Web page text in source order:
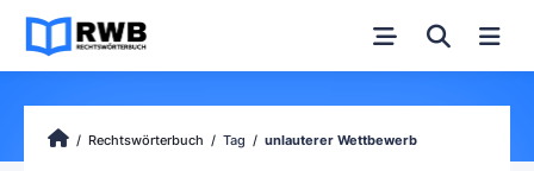
Rechtswörterbuch Tag unlauterer Wettbewerb